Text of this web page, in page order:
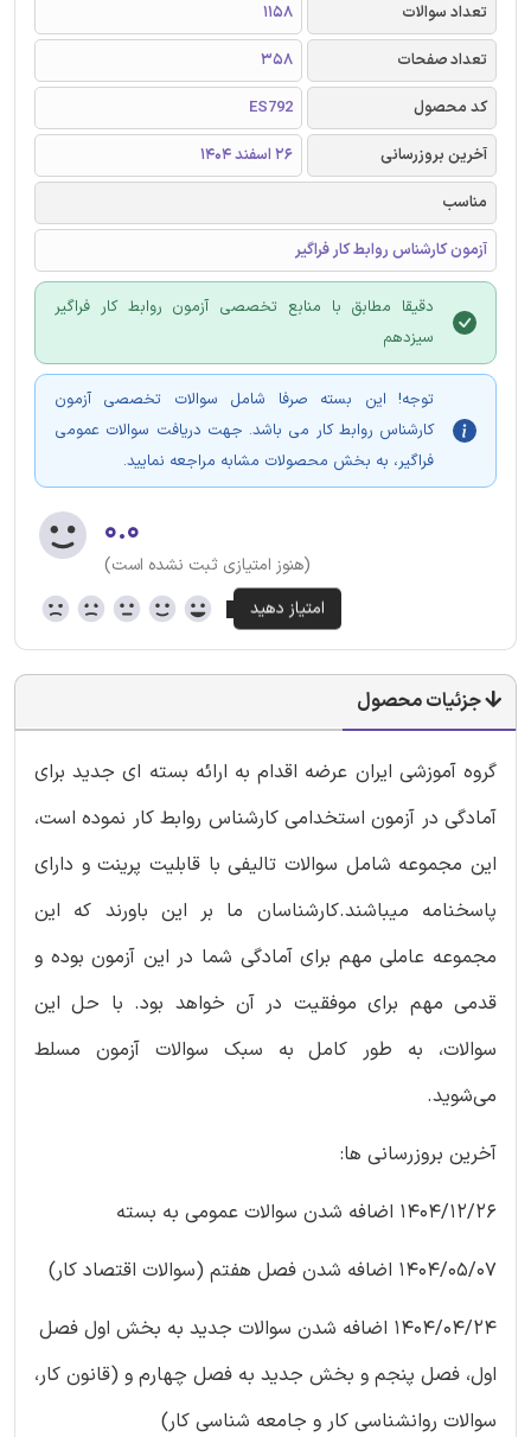
تعداد سوالات
1158
تعداد صفحات
358
کد محصول
ES792
آخرین بروزرسانی
26 اسفند 1404
مناسب
آزمون کارشناس روابط کار فراگیر
دقیقا مطابق با منابع تخصصی آزمون روابط کار فراگیر
سیزدهم
توجه! این بسته صرفا شامل سوالات تخصصی آزمون
کارشناس روابط کار می باشد. جهت دریافت سوالات عمومی
فراگیر، به بخش محصولات مشابه مراجعه نمایید.
۰.۰
(هنوز امتیازی ثبت نشده است)
جزئیات محصول
گروه آموزشی ایران عرضه اقدام به ارائه بسته ای جدید برای
آمادگی در آزمون استخدامی کارشناس روابط کار نموده است،
این مجموعه شامل سوالات تالیفی با قابلیت پرینت و دارای
پاسخنامه میباشند.کارشناسان ما بر این باورند که این
مجموعه عاملی مهم برای آمادگی شما در این آزمون بوده و
قدمی مهم برای موفقیت در آن خواهد بود. با حل این
سوالات، به طور کامل به سبک سوالات آزمون مسلط
می‌شوید.
آخرین بروزرسانی ها:
1404/12/26 اضافه شدن سوالات عمومی به بسته
1404/05/07 اضافه شدن فصل هفتم (سوالات اقتصاد کار)
1404/04/24 اضافه شدن سوالات جدید به بخش اول فصل
اول، فصل پنجم و بخش جدید به فصل چهارم و (قانون کار،
سوالات روانشناسی کار و جامعه شناسی کار)